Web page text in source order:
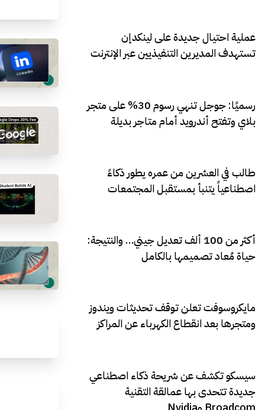
عملية احتيال جديدة على لينكدإن
تستهدف المديرين التنفيذيين عبر الإنترنت
رسميًا: جوجل تنهي رسوم 30% على متجر
بلاي وتفتح أندرويد أمام متاجر بديلة
طالب في العشرين من عمره يطور ذكاءً
اصطناعياً يتنبأ بمستقبل المجتمعات
أكثر من 100 ألف تعديل جيني… والنتيجة:
حياة مُعاد تصميمها بالكامل
مايكروسوفت تعلن توقف تحديثات ويندوز
ومتجرها بعد انقطاع الكهرباء عن المراكز
سيسكو تكشف عن شريحة ذكاء اصطناعي
جديدة تتحدى بها عمالقة التقنية